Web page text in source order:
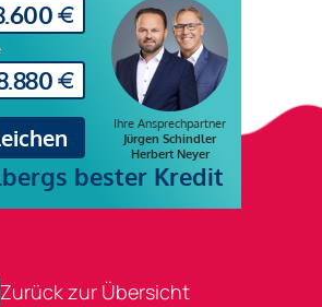
Zurück zur Übersicht